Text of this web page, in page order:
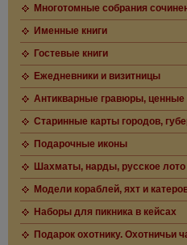
Многотомные собрания
Именные книги
Гостевые книги
Ежедневники и визитницы
Антикварные гравюры, ценные
Старинные карты городов,
Подарочные иконы
Шахматы, нарды, русское
Модели кораблей, яхт и
Наборы для пикника в кейсах
Подарок охотнику. Охотничьи